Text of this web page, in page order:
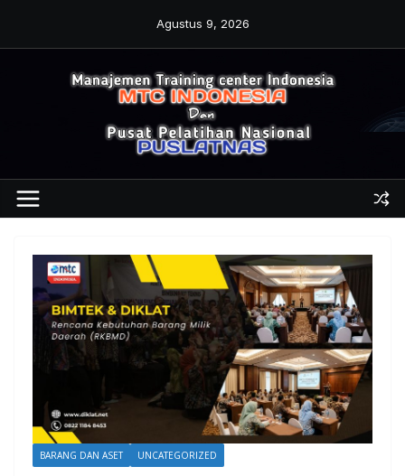
Agustus 9, 2026
BARANG DAN ASET UNCATEGORIZED